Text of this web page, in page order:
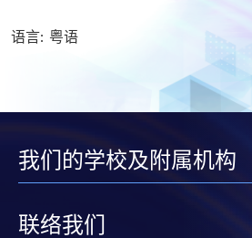
语言: 粤语
我们的学校及附属机构
联络我们